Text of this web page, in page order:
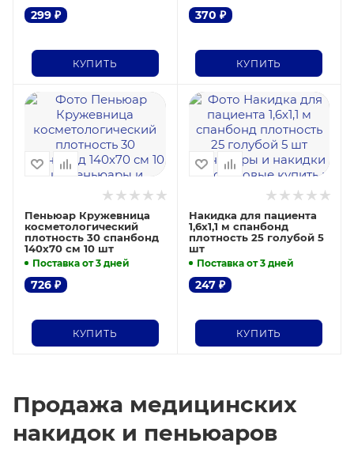
299 ₽
КУПИТЬ
370 ₽
КУПИТЬ
Пеньюар Кружевница
косметологический
плотность 30 спанбонд
140х70 см 10 шт
Поставка от 3 дней
726 ₽
КУПИТЬ
Накидка для пациента
1,6х1,1 м спанбонд
плотность 25 голубой 5
шт
Поставка от 3 дней
247₽
КУПИТЬ
Продажа медицинских
накидок и пеньюаров